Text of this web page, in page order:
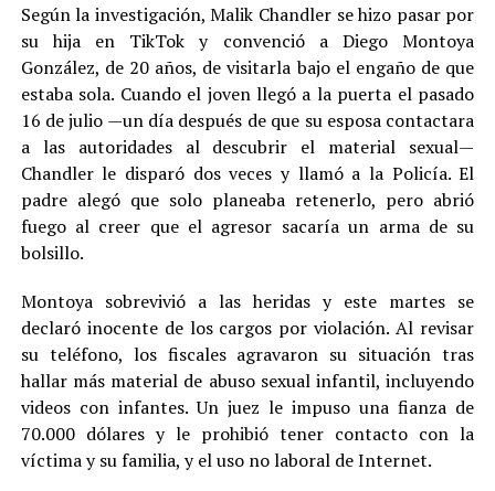
Según la investigación, Malik Chandler se hizo pasar por
su hija en TikTok y convenció a Diego Montoya
González, de 20 años, de visitarla bajo el engaño de que
estaba sola. Cuando el joven llegó a la puerta el pasado
16 de julio —un día después de que su esposa contactara
a las autoridades al descubrir el material sexual—
Chandler le disparó dos veces y llamó a la Policía. El
padre alegó que solo planeaba retenerlo, pero abrió
fuego al creer que el agresor sacaría un arma de su
bolsillo.
Montoya sobrevivió a las heridas y este martes se
declaró inocente de los cargos por violación. Al revisar
su teléfono, los fiscales agravaron su situación tras
hallar más material de abuso sexual infantil, incluyendo
videos con infantes. Un juez le impuso una fianza de
70.000 dólares y le prohibió tener contacto con la
víctima y su familia, y el uso no laboral de Internet.